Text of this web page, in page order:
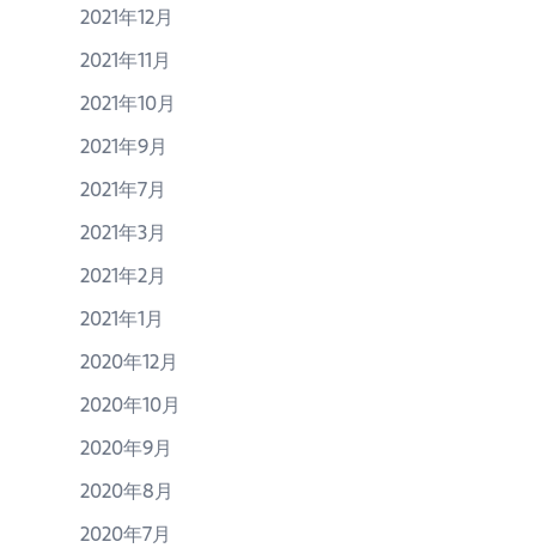
2021年12月
2021年11月
2021年10月
2021年9月
2021年7月
2021年3月
2021年2月
2021年1月
2020年12月
2020年10月
2020年9月
2020年8月
2020年7月